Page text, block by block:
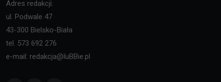
Adres redakcji:
ul. Podwale 47
43-300 Bielsko-Biała
tel. 573 692 276
e-mail: redakcja@luBBie.pl